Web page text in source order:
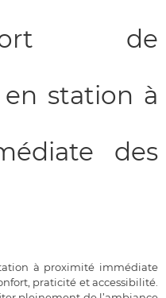
de
en station à
des
à proximité immédiate
praticité et accessibilité.